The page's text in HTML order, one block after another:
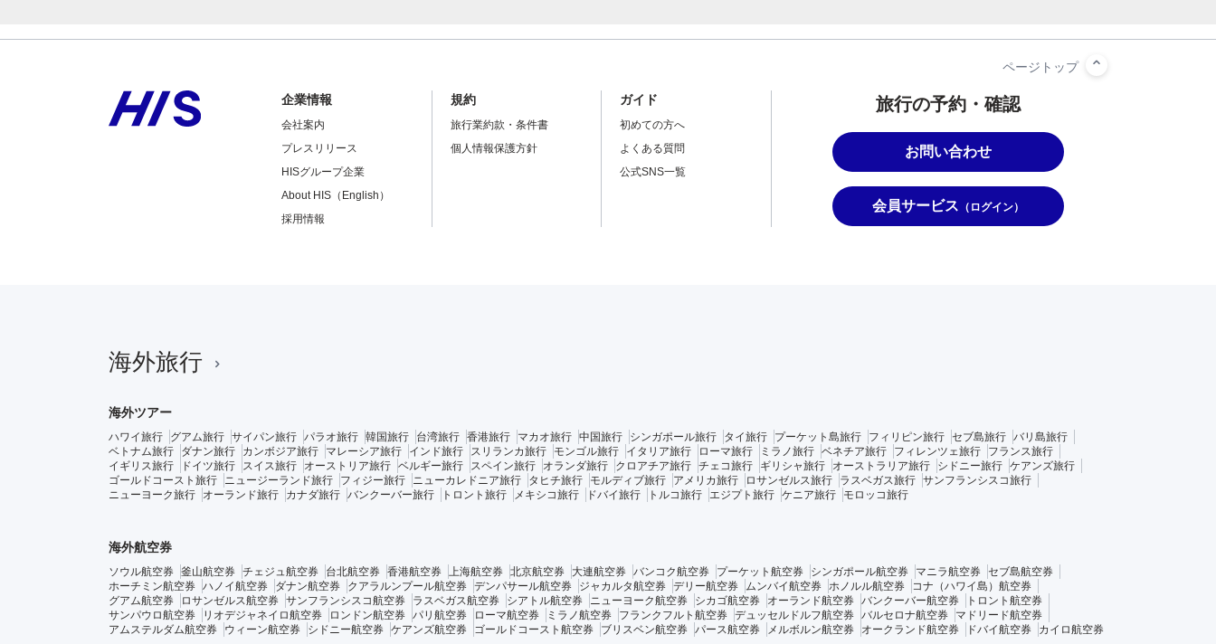
旅行の予約・確認
お問い合わせ
会員サービス （ログイン）
企業情報
会社案内
プレスリリース
HISグループ企業
About HIS（English）
採用情報
規約
旅行業約款・条件書
個人情報保護方針
ガイド
初めての方へ
よくある質問
公式SNS一覧
海外旅行
海外ツアー
ハワイ旅行 グアム旅行 サイパン旅行 パラオ旅行 韓国旅行 台湾旅行 香港旅行 マカオ旅行 中国旅行 シンガポール旅行 タイ旅行 プーケット島旅行 フィリピン旅行 セブ島旅行 バリ島旅行
ベトナム旅行
ダナン旅行 カンボジア旅行 マレーシア旅行 インド旅行 スリランカ旅行 モンゴル旅行 イタリア旅行 ローマ旅行 ミラノ旅行 ベネチア旅行 フィレンツェ旅行
フランス旅行
イギリス旅行
ドイツ旅行 スイス旅行 オーストリア旅行 ベルギー旅行 スペイン旅行 オランダ旅行 クロアチア旅行 チェコ旅行 ギリシャ旅行 オーストラリア旅行 シドニー旅行 ケアンズ旅行
ゴールドコースト旅行
ニュージーランド旅行 フィジー旅行 ニューカレドニア旅行 タヒチ旅行 モルディブ旅行 アメリカ旅行 ロサンゼルス旅行 ラスベガス旅行 サンフランシスコ旅行
ニューヨーク旅行
オーランド旅行 カナダ旅行 バンクーバー旅行 トロント旅行 メキシコ旅行 ドバイ旅行 トルコ旅行 エジプト旅行 ケニア旅行 モロッコ旅行
海外航空券
ソウル航空券 釜山航空券 チェジュ航空券 台北航空券 香港航空券 上海航空券 北京航空券 大連航空券 バンコク航空券 プーケット航空券 シンガポール航空券 マニラ航空券 セブ島航空券
ホーチミン航空券 ハノイ航空券 ダナン航空券 クアラルンプール航空券 デンパサール航空券 ジャカルタ航空券 デリー航空券 ムンバイ航空券 ホノルル航空券
コナ（ハワイ島）航空券
グアム航空券
ロサンゼルス航空券 サンフランシスコ航空券 ラスベガス航空券 シアトル航空券 ニューヨーク航空券 シカゴ航空券 オーランド航空券 バンクーバー航空券
トロント航空券
サンパウロ航空券
リオデジャネイロ航空券 ロンドン航空券 パリ航空券 ローマ航空券 ミラノ航空券 フランクフルト航空券 デュッセルドルフ航空券 バルセロナ航空券
マドリード航空券
アムステルダム航空券
ウィーン航空券 シドニー航空券 ケアンズ航空券 ゴールドコースト航空券 ブリスベン航空券 パース航空券 メルボルン航空券 オークランド航空券 ドバイ航空券 カイロ航空券